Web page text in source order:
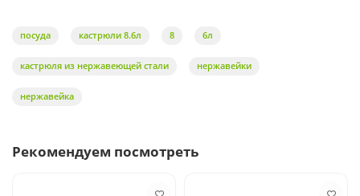
посуда кастрюли 8.6л 8 6л
кастрюля из нержавеющей стали нержавейки
нержавейка
Рекомендуем посмотреть